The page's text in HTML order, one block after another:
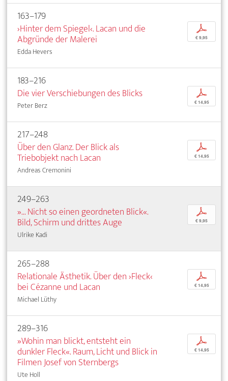
163–179
›Hinter dem Spiegel‹. Lacan und die
Abgründe der Malerei
Edda Hevers
p
€ 9,95
183–216
Die vier Verschiebungen des Blicks
Peter Berz
p
€ 14,95
217–248
Über den Glanz. Der Blick als
Triebobjekt nach Lacan
Andreas Cremonini
p
€ 14,95
249–263
»... Nicht so einen geordneten Blick«.
Bild, Schirm und drittes Auge
Ulrike Kadi
p
€ 9,95
265–288
Relationale Ästhetik. Über den ›Fleck‹
bei Cézanne und Lacan
Michael Lüthy
p
€ 14,95
289–316
»Wohin man blickt, entsteht ein
dunkler Fleck«. Raum, Licht und Blick in
Filmen Josef von Sternbergs
Ute Holl
p
€ 14,95